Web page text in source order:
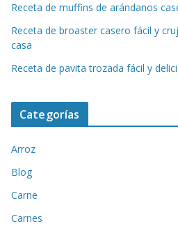
Receta de muffins de arándanos
Receta de broaster casero fácil y
casa
Receta de pavita trozada fácil y
Categorías
Arroz
Blog
Carne
Carnes